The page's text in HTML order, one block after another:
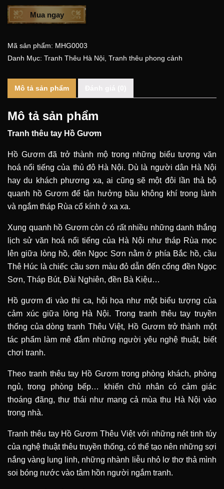
Mua ngay
Mã sản phẩm: MHG0003
Danh Mục: Tranh Thêu Hà Nội Tranh thêu phong cảnh
Mô tả sản phẩm
Mô tả sản phẩm
Tranh thêu tay Hồ Gươm
Hồ Gươm đã trở thành mộ trong những biểu tượng văn
hoá nổi tiếng của thủ đô Hà Nội. Dù là người dân Hà Nội
hay du khách phương xa, ai cũng sẽ một đôi lần thả bộ
quanh hồ Gươm để tận hưởng bầu không khí trong lành
và ngắm tháp Rùa cổ kính ở xa xa.
Xung quanh hồ Gươm còn có rất nhiều những danh thắng
lịch sử văn hoá nổi tiếng của Hà Nội như tháp Rùa mọc
lên giữa lòng hồ, đền Ngọc Sơn nằm ở phía Bắc hồ, cầu
Thê Húc là chiếc cầu sơn màu đỏ dẫn đến cổng đền Ngọc
Sơn, Tháp Bút, Đài Nghiên, đền Bà Kiệu…
Hồ gươm đi vào thi ca, hội họa như một biểu tượng của
cảm xúc giữa lòng Hà Nội. Trong tranh thêu tay truyền
thống của dòng tranh Thêu Việt, Hồ Gươm trở thành một
tác phẩm làm mê đắm những người yêu nghệ thuật, biết
chơi tranh.
Theo tranh thêu tay Hồ Gươm trong phòng khách, phòng
ngủ, trong phòng bếp… khiến chủ nhân có cảm giác
thoáng đãng, thư thái như mang cả mùa thu Hà Nội vào
trong nhà.
Tranh thêu tay Hồ Gươm Thêu Việt với những nét tinh túy
của nghệ thuật thêu truyền thống, có thể tạo nên những sợi
nắng vàng lung linh, những nhành liễu nhỏ lơ thơ thả mình
soi bóng nước vào tâm hồn người ngắm tranh.